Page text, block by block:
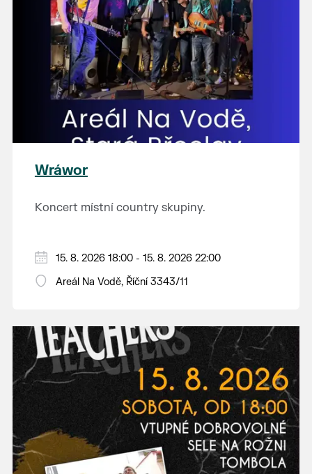
Wráwor
Koncert místní country skupiny.
15. 8. 2026 18:00 - 15. 8. 2026 22:00
Areál Na Vodě, Říční 3343/11